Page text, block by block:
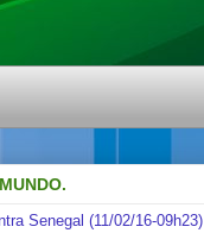
Senegal (11/02/16-09h23)